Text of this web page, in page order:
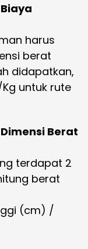
harus
berat
didapatkan,
untuk rute
Berat
terdapat 2
berat
(cm) /